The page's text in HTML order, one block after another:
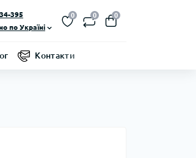
395
по Україні
0 0 0
Контакти